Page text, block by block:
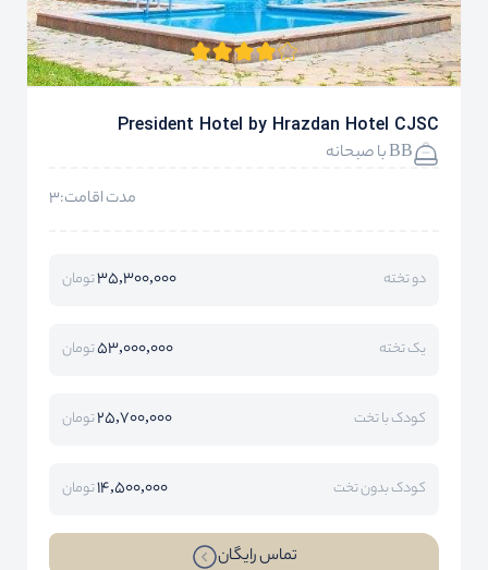
President Hotel by Hrazdan Hotel CJSC
BB با صبحانه
مدت اقامت:3
دو تخته 35,300,000تومان
یک تخته 53,000,000تومان
کودک با تخت 25,700,000تومان
کودک بدون تخت 14,500,000تومان
تماس رایگان